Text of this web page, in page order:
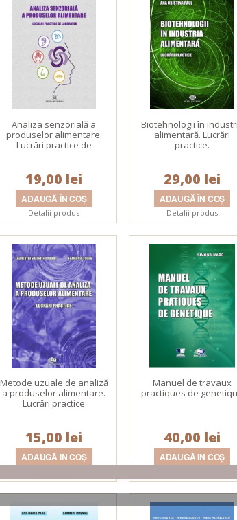
Analiza senzorială a
produselor alimentare.
Lucrări practice de
laborator.
19,00 lei
Detalii produs
Biotehnologii în
alimentară. Lucrări
practice.
29,00 lei
Detalii produs
Metode uzuale de analiză
a produselor alimentare.
Lucrări practice
15,00 lei
Manuel de travaux
practiques de
40,00 lei